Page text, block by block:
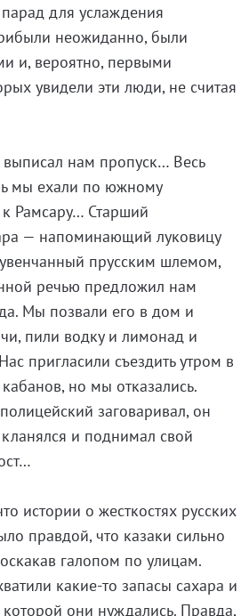
для услаждения
неожиданно, были
и, вероятно, первыми
увидели эти люди, не считая
выписал нам пропуск… Весь
мы ехали по южному
Рамсару… Старший
— напоминающий луковицу
прусским шлемом,
речью предложил нам
Мы позвали его в дом и
пили водку и лимонад и
пригласили съездить утром в
но мы отказались.
заговаривал, он
и поднимал свой
истории о жесткостях русских
правдой, что казаки сильно
галопом по улицам.
какие-то запасы сахара и
они нуждались. Правда,